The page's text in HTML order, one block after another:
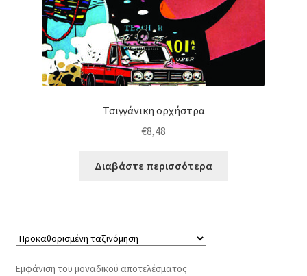
Τσιγγάνικη ορχήστρα
€8,48
Διαβάστε περισσότερα
Εμφάνιση του μοναδικού αποτελέσματος